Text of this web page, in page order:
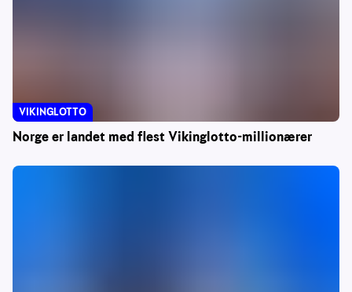
Norge er landet med flest Vikinglotto-millionærer
VIKINGLOTTO